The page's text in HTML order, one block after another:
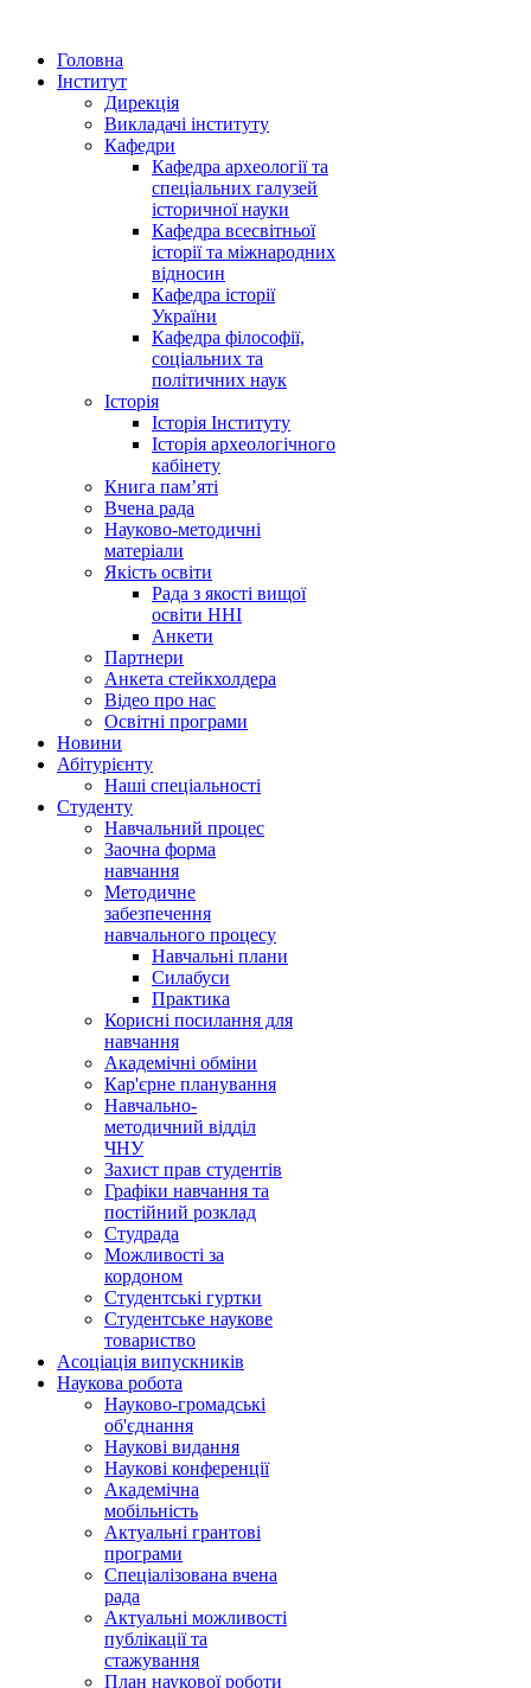
Головна
Інститут
Дирекція
Викладачі інституту
Кафедри
Кафедра археології та
спеціальних галузей
історичної науки
Кафедра всесвітньої
історії та міжнародних
відносин
Кафедра історії
України
Кафедра філософії,
соціальних та
політичних наук
Історія
Історія Інституту
Історія археологічного
кабінету
Книга памʼяті
Вчена рада
Науково-методичні
матеріали
Якість освіти
Рада з якості вищої
освіти ННІ
Анкети
Партнери
Анкета стейкхолдера
Відео про нас
Освітні програми
Hовини
Абітурієнту
Наші спеціальності
Студенту
Навчальний процес
Заочна форма
навчання
Методичне
забезпечення
навчального процесу
Навчальні плани
Силабуси
Практика
Корисні посилання для
навчання
Академічні обміни
Кар'єрне планування
Навчально-
методичний відділ
ЧНУ
Захист прав студентів
Графіки навчання та
постійний розклад
Студрада
Можливості за
кордоном
Студентські гуртки
Студентське наукове
товариство
Асоціація випускників
Наукова робота
Науково-громадські
об'єднання
Наукові видання
Наукові конференції
Академічна
мобільність
Актуальні грантові
програми
Спеціалізована вчена
рада
Актуальні можливості
публікації та
стажування
План наукової роботи